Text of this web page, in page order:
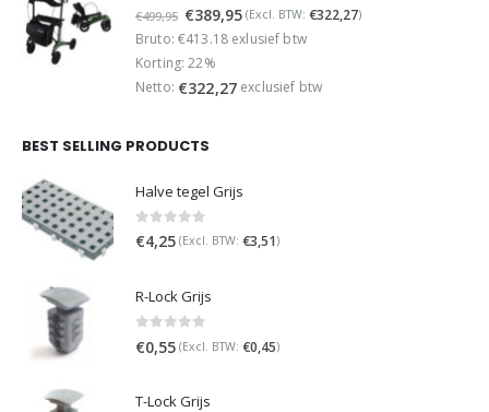
out of 5
€499,95 Oorspronkelijke
prijs
was:
€499,95.
€389,95Huidige
prijs
€389,95.
(Excl. BTW: €322,27)
Bruto: €413.18 exlusief btw
Korting: 22%
Netto: €322,27exclusief btw
BEST SELLING PRODUCTS
Halve tegel Grijs
0 out of 5
€4,25 (Excl. BTW: €3,51)
R-Lock Grijs
€0,55 (Excl. BTW: €0,45)
T-Lock Grijs